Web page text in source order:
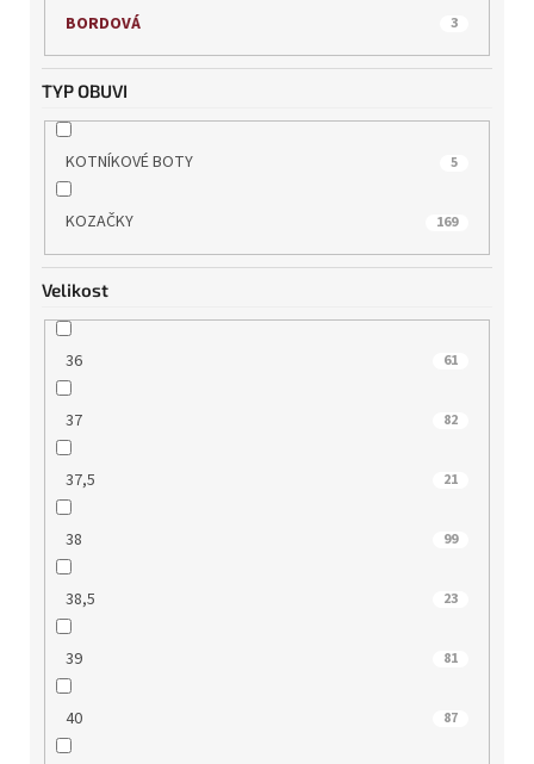
TAMARIS 34
WILD 5
BORDOVÁ 3
TYP OBUVI
KOTNÍKOVÉ BOTY 5
KOZAČKY 169
Velikost
36 61
37 82
37,5 21
38 99
38,5 23
39 81
40 87